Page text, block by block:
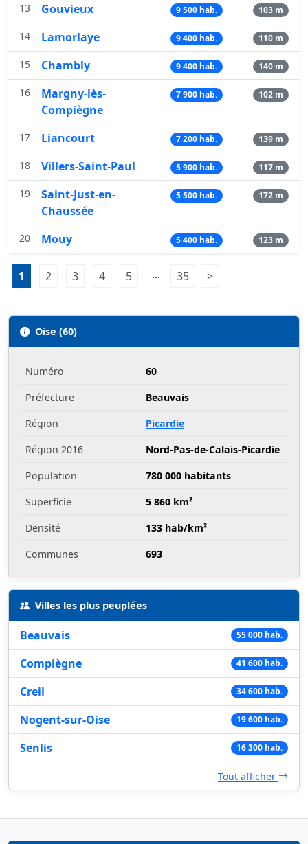
13 Gouvieux 9 500 hab. 103 m
14 Lamorlaye 9 400 hab. 110 m
15 Chambly 9 400 hab. 140 m
16
Margny-lès-
Compiègne
7 900 hab. 102 m
17 Liancourt 7 200 hab. 139 m
18 Villers-Saint-Paul 5 900 hab. 117 m
19
Saint-Just-en-
Chaussée
5 500 hab. 172 m
20 Mouy 5 400 hab. 123 m
Pagination:
1 Page 1
2 Page 2
3 Page 3
4 Page 4
5 Page 5
... 35 Page 35
>
Oise (60)
Numéro
60
Préfecture
Beauvais
Région
Picardie
Région 2016
Nord-Pas-de-Calais-Picardie
Population
780 000 habitants
Superficie
5 860 km²
Densité
133 hab/km²
Communes
693
Villes les plus peuplées
Beauvais 55 000 hab.
Compiègne 41 600 hab.
Creil 34 600 hab.
Nogent-sur-Oise 19 600 hab.
Senlis 16 300 hab.
Tout afficher